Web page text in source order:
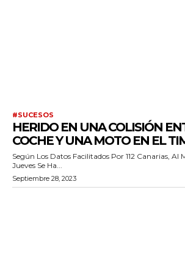
#SUCESOS
HERIDO EN UNA COLISIÓN
COCHE Y UNA MOTO EN EL
Según Los Datos Facilitados Por 112 Canarias, Al
Jueves Se Ha...
Septiembre 28, 2023